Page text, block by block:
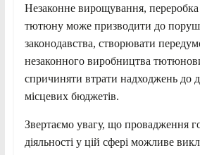
Незаконне вирощування, переробка
тютюну може призводити до
законодавства, створювати
незаконного виробництва
спричиняти втрати надходжень до
місцевих бюджетів.
Звертаємо увагу, що провадження
діяльності у цій сфері можливе